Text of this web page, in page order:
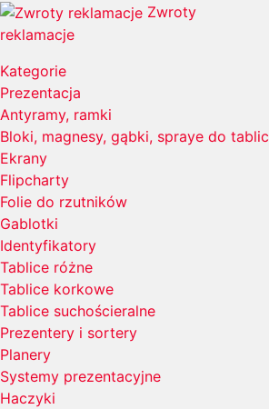
Zwroty
reklamacje
Kategorie
Prezentacja
Antyramy, ramki
Bloki, magnesy, gąbki, spraye do tablic
Ekrany
Flipcharty
Folie do rzutników
Gablotki
Identyfikatory
Tablice różne
Tablice korkowe
Tablice suchościeralne
Prezentery i sortery
Planery
Systemy prezentacyjne
Haczyki